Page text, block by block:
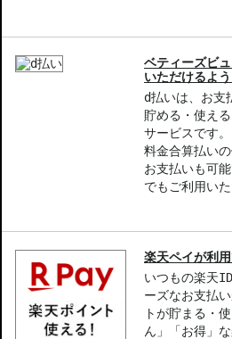
ベティーズビ
いただけるよ
d払いは、お支
貯める・使え
サービスです
料金合算払い
お支払いも可
でもご利用いた
楽天ペイが利
いつもの楽天
ーズなお支払
トが貯まる・
ん」「お得」